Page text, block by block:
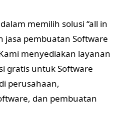
memilih solusi “all in
jasa pembuatan Software
menyediakan layanan
gratis untuk Software
perusahaan,
dan pembuatan